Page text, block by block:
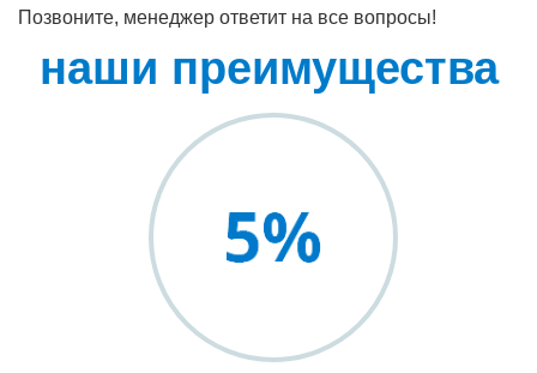
Позвоните, менеджер ответит на все вопросы!
наши преимущества